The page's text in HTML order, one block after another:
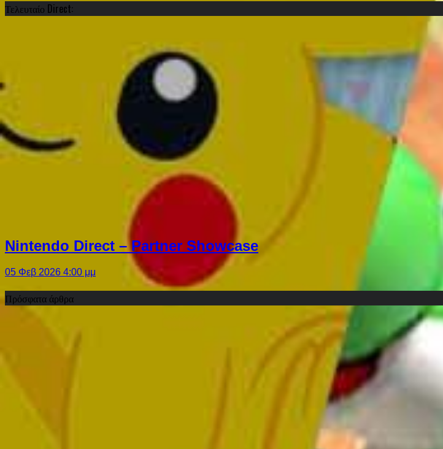
Τελευταίο Direct:
Nintendo Direct – Partner Showcase
05 Φεβ 2026 4:00 μμ
Πρόσφατα άρθρα